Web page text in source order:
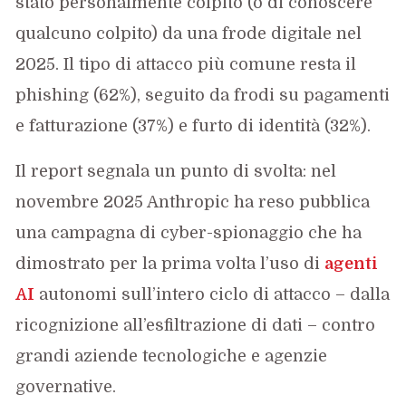
qualcuno colpito) da una frode digitale nel
2025. Il tipo di attacco più comune resta il
phishing (62%), seguito da frodi su pagamenti
e fatturazione (37%) e furto di identità (32%).
Il report segnala un punto di svolta: nel
novembre 2025 Anthropic ha reso pubblica
una campagna di cyber-spionaggio che ha
dimostrato per la prima volta l’uso di agenti
AI autonomi sull’intero ciclo di attacco – dalla
ricognizione all’esfiltrazione di dati – contro
grandi aziende tecnologiche e agenzie
governative.